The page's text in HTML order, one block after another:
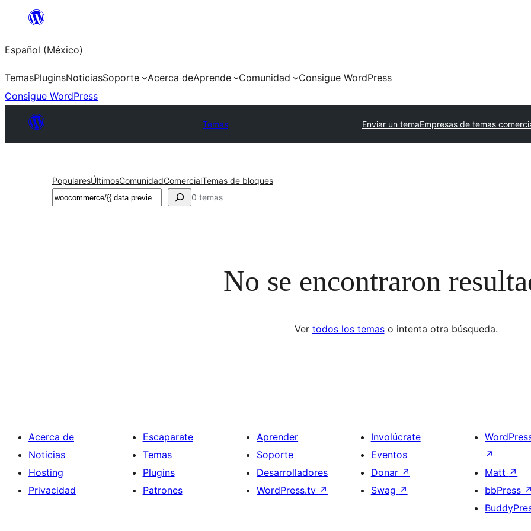
Saltar
contenido
Español (México)
TemasPluginsNoticiasSoporte Acerca deAprende Comunidad
Consigue WordPress
Consigue WordPress
Temas Enviar un temaEmpresas de temas
PopularesÚltimosComunidadComercialTemas de bloques
Buscar 0 temas
No se encontraron
Ver todos los temaso intenta otra búsqueda.
Acerca de
Noticias
Hosting
Privacidad
Escaparate
Temas
Plugins
Patrones
Aprender
Soporte
Desarrolladores
WordPress.tv ↗
Involúcrate
Eventos
Donar ↗
Swag ↗
↗
Matt ↗
bbPress ↗